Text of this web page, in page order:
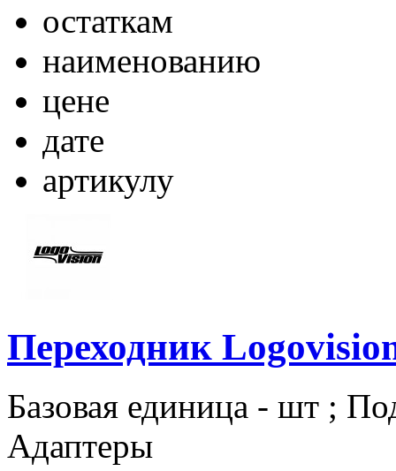
остаткам
наименованию
цене
дате
артикулу
Переходник
Базовая единица - шт ;
Адаптеры